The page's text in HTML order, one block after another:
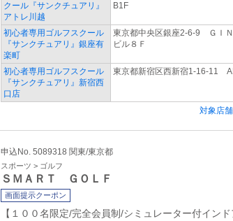
クール『サンクチュアリ』
アトレ川越
B1F
初心者専用ゴルフスクール
『サンクチュアリ』銀座有
楽町
東京都中央区銀座2‐6‐9 ＧＩ
ビル８Ｆ
初心者専用ゴルフスクール
『サンクチュアリ』新宿西
口店
東京都新宿区西新宿1-16-11
対象店
申込No. 5089318 関東/東京都
スポーツ > ゴルフ
ＳＭＡＲＴ ＧＯＬＦ
画面提示クーポン
【１００名限定/完全会員制/シミュレーター付イン